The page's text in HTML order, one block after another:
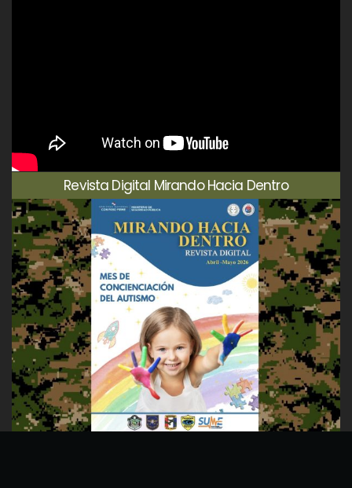
Revista Digital Mirando Hacia Dentro